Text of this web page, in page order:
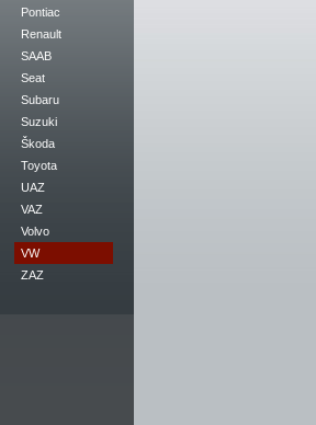
Pontiac
Renault
SAAB
Seat
Subaru
Suzuki
Škoda
Toyota
UAZ
VAZ
Volvo
VW
ZAZ